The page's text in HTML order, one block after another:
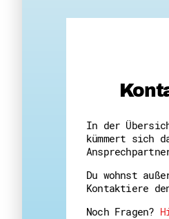
In der
kümmert sich
Du wohnst
Kontaktiere
Noch Fragen?